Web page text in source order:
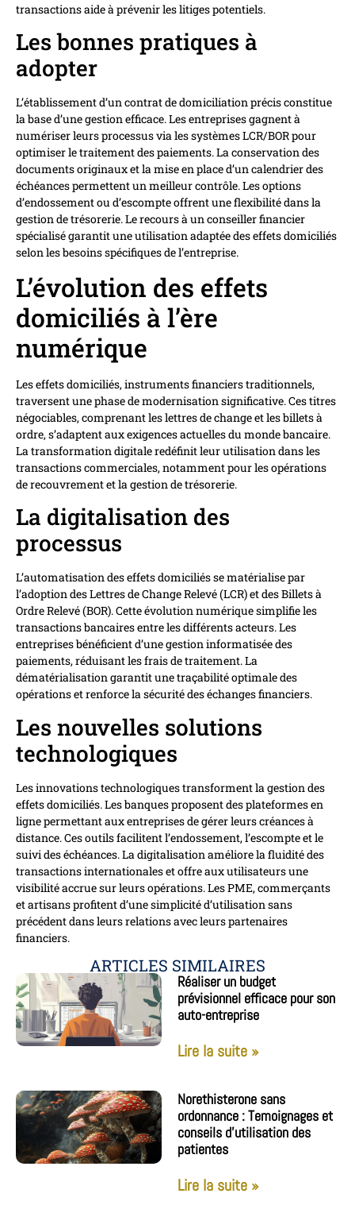
transactions aide à prévenir les litiges potentiels.
Les bonnes pratiques à
adopter
L’établissement d’un contrat de domiciliation précis constitue
la base d’une gestion efficace. Les entreprises gagnent à
numériser leurs processus via les systèmes LCR/BOR pour
optimiser le traitement des paiements. La conservation des
documents originaux et la mise en place d’un calendrier des
échéances permettent un meilleur contrôle. Les options
d’endossement ou d’escompte offrent une flexibilité dans la
gestion de trésorerie. Le recours à un conseiller financier
spécialisé garantit une utilisation adaptée des effets domiciliés
selon les besoins spécifiques de l’entreprise.
L’évolution des effets
domiciliés à l’ère
numérique
Les effets domiciliés, instruments financiers traditionnels,
traversent une phase de modernisation significative. Ces titres
négociables, comprenant les lettres de change et les billets à
ordre, s’adaptent aux exigences actuelles du monde bancaire.
La transformation digitale redéfinit leur utilisation dans les
transactions commerciales, notamment pour les opérations
de recouvrement et la gestion de trésorerie.
La digitalisation des
processus
L’automatisation des effets domiciliés se matérialise par
l’adoption des Lettres de Change Relevé (LCR) et des Billets à
Ordre Relevé (BOR). Cette évolution numérique simplifie les
transactions bancaires entre les différents acteurs. Les
entreprises bénéficient d’une gestion informatisée des
paiements, réduisant les frais de traitement. La
dématérialisation garantit une traçabilité optimale des
opérations et renforce la sécurité des échanges financiers.
Les nouvelles solutions
technologiques
Les innovations technologiques transforment la gestion des
effets domiciliés. Les banques proposent des plateformes en
ligne permettant aux entreprises de gérer leurs créances à
distance. Ces outils facilitent l’endossement, l’escompte et le
suivi des échéances. La digitalisation améliore la fluidité des
transactions internationales et offre aux utilisateurs une
visibilité accrue sur leurs opérations. Les PME, commerçants
et artisans profitent d’une simplicité d’utilisation sans
précédent dans leurs relations avec leurs partenaires
financiers.
ARTICLES SIMILAIRES
Réaliser un budget
prévisionnel efficace pour son
auto-entreprise
Lire la suite »
Norethisterone sans
ordonnance : Temoignages et
conseils d’utilisation des
patientes
Lire la suite »